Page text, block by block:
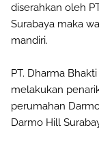
diserahkan oleh
Surabaya maka
mandiri.
PT. Dharma
melakukan
perumahan
Darmo Hill